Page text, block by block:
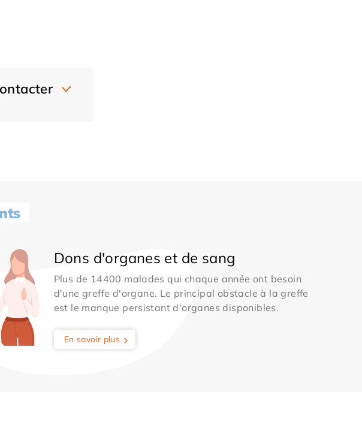
Dons d'organes et de sang
Plus de 14400 malades qui chaque année ont besoin
d'une greffe d'organe. Le principal obstacle à la greffe
est le manque persistant d'organes disponibles.
En savoir plus